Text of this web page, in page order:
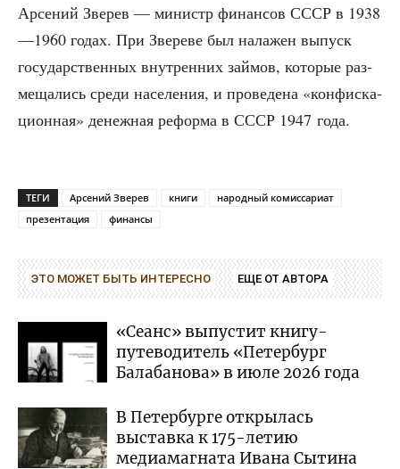
Арсе­ний Зве­рев — министр финан­сов СССР в 1938
—1960 годах. При Зве­ре­ве был нала­жен выпуск
госу­дар­ствен­ных внут­рен­них зай­мов, кото­рые раз­
ме­ща­лись сре­ди насе­ле­ния, и про­ве­де­на «кон­фис­ка­
ци­он­ная» денеж­ная рефор­ма в СССР 1947 года.
ТЕГИ Арсений Зверев книги
народный комиссариат
презентация
финансы
ЭТО МОЖЕТ БЫТЬ ИНТЕРЕСНО ЕЩЕ ОТ АВТОРА
«Сеанс» выпустит книгу-
путеводитель «Петербург
Балабанова» в июле 2026 года
В Петербурге открылась
выставка к 175-летию
медиамагната Ивана Сытина